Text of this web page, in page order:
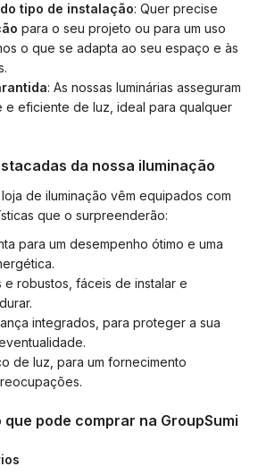
tipo de instalação: Quer precise
para o seu projeto ou para um uso
o que se adapta ao seu espaço e às
: As nossas luminárias asseguram
e eficiente de luz, ideal para qualquer
da nossa iluminação
de iluminação vêm equipados com
que o surpreenderão:
para um desempenho ótimo e uma
e robustos, fáceis de instalar e
integrados, para proteger a sua
de luz, para um fornecimento
pode comprar na GroupSumi